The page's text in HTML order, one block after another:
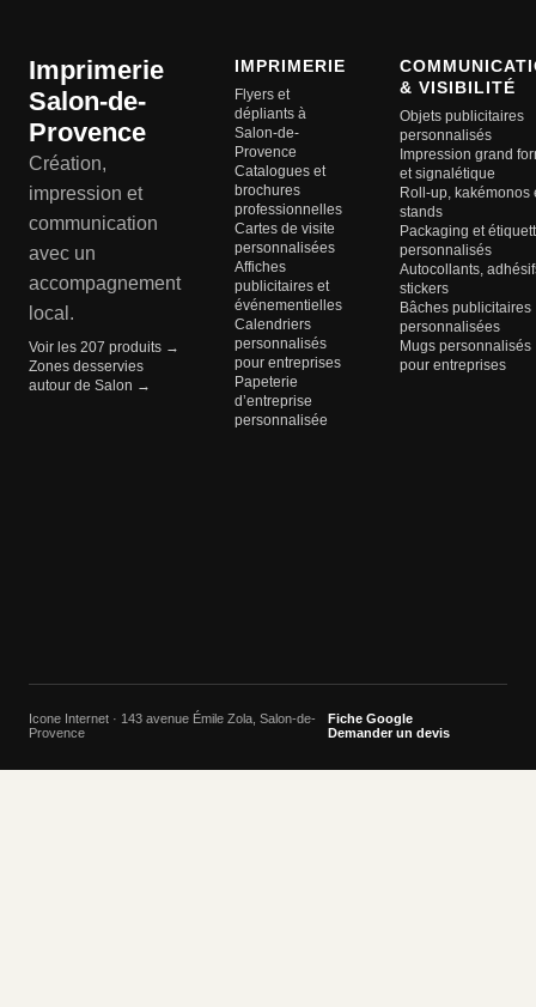
Imprimerie
Salon-de-
Provence
Création,
impression et
communication
avec un
accompagnement
local.
Voir les 207 produits →
Zones desservies
autour de Salon →
IMPRIMERIE
Flyers et
dépliants à
Salon-de-
Provence
Catalogues et
brochures
professionnelles
Cartes de visite
personnalisées
Affiches
publicitaires et
événementielles
Calendriers
personnalisés
pour entreprises
Papeterie
d’entreprise
personnalisée
& VISIBILITÉ
Objets publicitaires
personnalisés
Impression grand
et signalétique
Roll-up, kakémonos
stands
Packaging et
personnalisés
Autocollants,
stickers
Bâches publicitaires
personnalisées
Mugs personnalisés
pour entreprises
Icone Internet · 143 avenue Émile Zola, Salon-de-
Provence
Fiche Google
Demander un devis